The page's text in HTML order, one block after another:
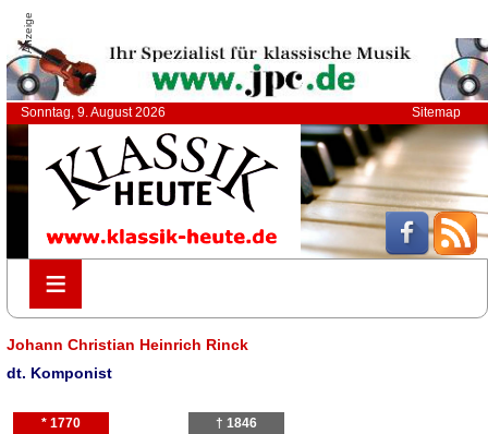
Anzeige
Sonntag, 9. August 2026 Sitemap
≡
≡
Johann Christian Heinrich Rinck
dt. Komponist
* 1770 † 1846